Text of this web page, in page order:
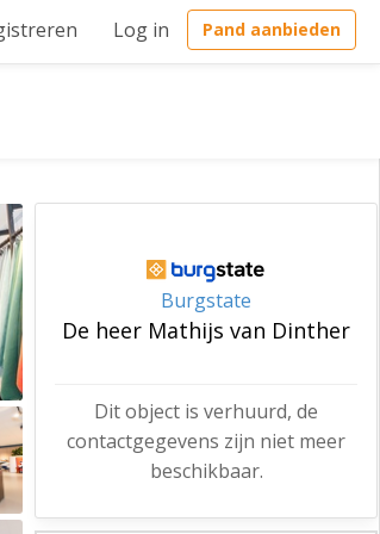
Log in Pand aanbieden
Burgstate
De heer Mathijs van Dinther
Dit object is verhuurd, de
contactgegevens zijn niet meer
beschikbaar.